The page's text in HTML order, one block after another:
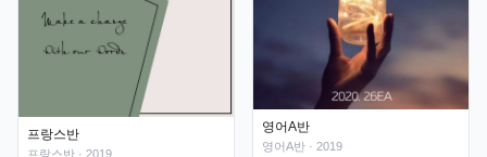
프랑스반
프랑스반 · 2019
영어A반
영어A반 · 2019